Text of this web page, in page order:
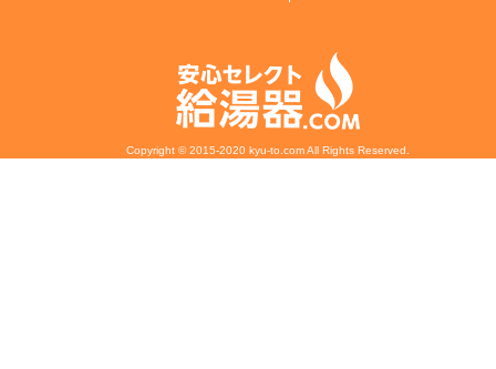
Copyright © 2015-2020 kyu-to.com All Rights Reserved.